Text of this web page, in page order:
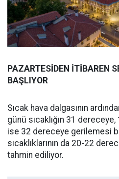
PAZARTESİDEN İTİBAREN
BAŞLIYOR
Sıcak hava dalgasının
günü sıcaklığın 31
ise 32 dereceye gerilemesi
sıcaklıklarının da 20-22
tahmin ediliyor.